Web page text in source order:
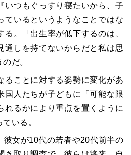
いつもぐっすり寝たいから、子
ているというようなことではな
。「出生率が低下するのは、
通しを持てないからだと私は思
だ。
ることに対する姿勢に変化があ
国人たちが子どもに「可能な限
れるかにより重点を置くように
いる。
彼女が10代の若者や20代前半の